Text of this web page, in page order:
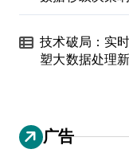
技术破局：实
塑大数据处理
广告